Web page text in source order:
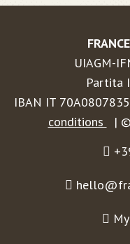
UIAGM-
Partita
IBAN IT
conditions
|